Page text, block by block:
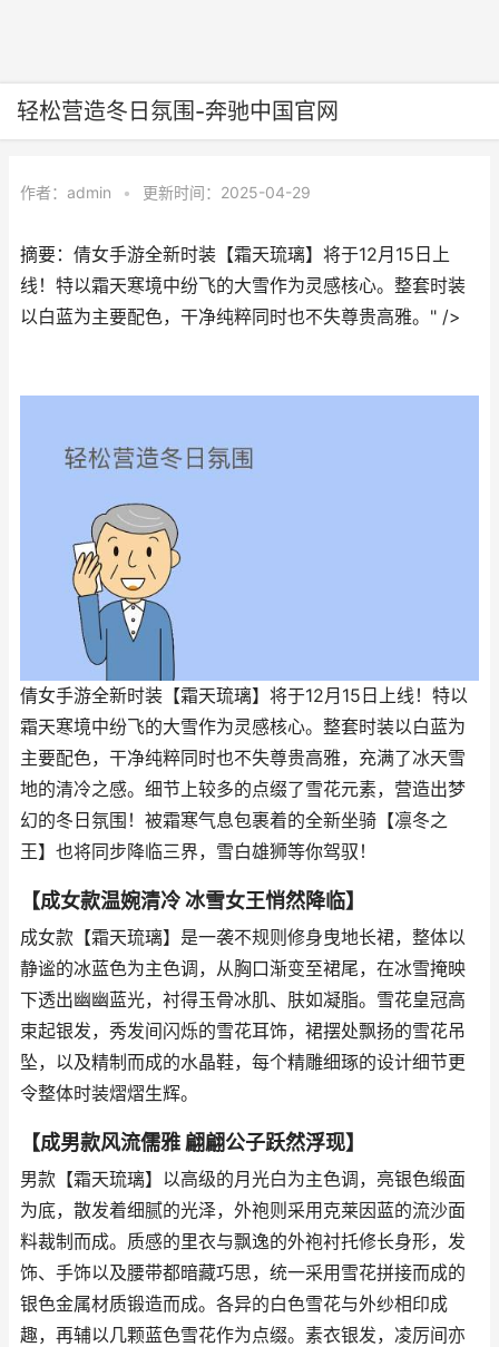
轻松营造冬日氛围-奔驰中国官网
作者： admin • 更新时间：2025-04-29
摘要：倩女手游全新时装【霜天琉璃】将于12月15日上
线！特以霜天寒境中纷飞的大雪作为灵感核心。整套时装
以白蓝为主要配色，干净纯粹同时也不失尊贵高雅。" />
倩女手游全新时装【霜天琉璃】将于12月15日上线！特以
霜天寒境中纷飞的大雪作为灵感核心。整套时装以白蓝为
主要配色，干净纯粹同时也不失尊贵高雅，充满了冰天雪
地的清冷之感。细节上较多的点缀了雪花元素，营造出梦
幻的冬日氛围！被霜寒气息包裹着的全新坐骑【凛冬之
王】也将同步降临三界，雪白雄狮等你驾驭！
【成女款温婉清冷 冰雪女王悄然降临】
成女款【霜天琉璃】是一袭不规则修身曳地长裙，整体以
静谧的冰蓝色为主色调，从胸口渐变至裙尾，在冰雪掩映
下透出幽幽蓝光，衬得玉骨冰肌、肤如凝脂。雪花皇冠高
束起银发，秀发间闪烁的雪花耳饰，裙摆处飘扬的雪花吊
坠，以及精制而成的水晶鞋，每个精雕细琢的设计细节更
令整体时装熠熠生辉。
【成男款风流儒雅 翩翩公子跃然浮现】
男款【霜天琉璃】以高级的月光白为主色调，亮银色缎面
为底，散发着细腻的光泽，外袍则采用克莱因蓝的流沙面
料裁制而成。质感的里衣与飘逸的外袍衬托修长身形，发
饰、手饰以及腰带都暗藏巧思，统一采用雪花拼接而成的
银色金属材质锻造而成。各异的白色雪花与外纱相印成
趣，再辅以几颗蓝色雪花作为点缀。素衣银发，凌厉间亦